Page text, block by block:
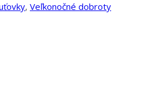
, Veľkonočné dobroty